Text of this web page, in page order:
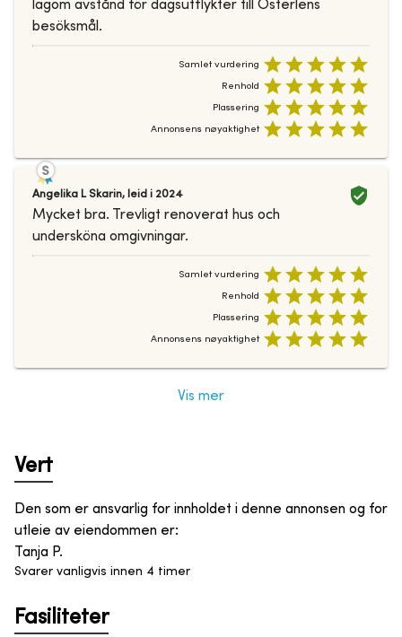
lagom avstånd för dagsutflykter till Österlens
besöksmål.
Samlet vurdering
Renhold
Plassering
Annonsens nøyaktighet
Angelika L Skarin, leid i 2024
Mycket bra. Trevligt renoverat hus och
undersköna omgivningar.
Samlet vurdering
Renhold
Plassering
Annonsens nøyaktighet
Vis mer
Vert
Den som er ansvarlig for innholdet i denne annonsen og for
utleie av eiendommen er:
Tanja P.
Svarer vanligvis innen 4 timer
Fasiliteter